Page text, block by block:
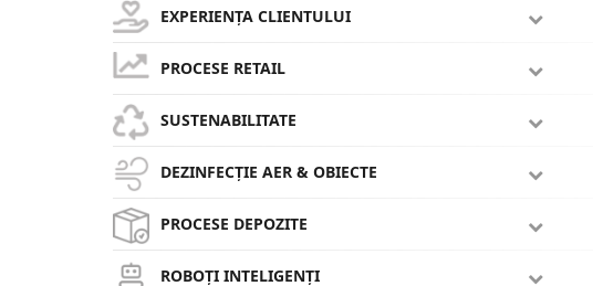
EXPERIENȚA CLIENTULUI
PROCESE RETAIL
SUSTENABILITATE
DEZINFECȚIE AER & OBIECTE
PROCESE DEPOZITE
ROBOȚI INTELIGENȚI